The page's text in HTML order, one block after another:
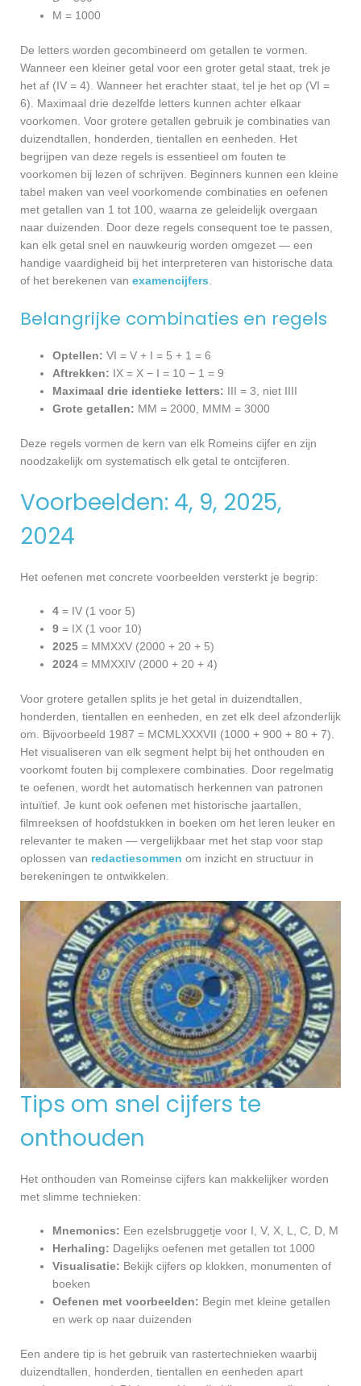
M = 1000
De letters worden gecombineerd om getallen te vormen.
Wanneer een kleiner getal voor een groter getal staat, trek je
het af (IV = 4). Wanneer het erachter staat, tel je het op (VI =
6). Maximaal drie dezelfde letters kunnen achter elkaar
voorkomen. Voor grotere getallen gebruik je combinaties van
duizendtallen, honderden, tientallen en eenheden. Het
begrijpen van deze regels is essentieel om fouten te
voorkomen bij lezen of schrijven. Beginners kunnen een kleine
tabel maken van veel voorkomende combinaties en oefenen
met getallen van 1 tot 100, waarna ze geleidelijk overgaan
naar duizenden. Door deze regels consequent toe te passen,
kan elk getal snel en nauwkeurig worden omgezet — een
handige vaardigheid bij het interpreteren van historische data
of het berekenen van examencijfers
Belangrijke combinaties en regels
Optellen: VI = V + I = 5 + 1 = 6
Aftrekken: IX = X − I = 10 − 1 = 9
Maximaal drie identieke letters: III = 3, niet IIII
Grote getallen: MM = 2000, MMM = 3000
Deze regels vormen de kern van elk Romeins cijfer en zijn
noodzakelijk om systematisch elk getal te ontcijferen.
Voorbeelden: 4, 9, 2025,
2024
Het oefenen met concrete voorbeelden versterkt je begrip:
4 = IV (1 voor 5)
9 = IX (1 voor 10)
2025 = MMXXV (2000 + 20 + 5)
2024 = MMXXIV (2000 + 20 + 4)
Voor grotere getallen splits je het getal in duizendtallen,
honderden, tientallen en eenheden, en zet elk deel afzonderlijk
om. Bijvoorbeeld 1987 = MCMLXXXVII (1000 + 900 + 80 + 7).
Het visualiseren van elk segment helpt bij het onthouden en
voorkomt fouten bij complexere combinaties. Door regelmatig
te oefenen, wordt het automatisch herkennen van patronen
intuïtief. Je kunt ook oefenen met historische jaartallen,
filmreeksen of hoofdstukken in boeken om het leren leuker en
relevanter te maken — vergelijkbaar met het stap voor stap
oplossen van redactiesommen om inzicht en structuur in
berekeningen te ontwikkelen.
Tips om snel cijfers te
onthouden
Het onthouden van Romeinse cijfers kan makkelijker worden
met slimme technieken:
Mnemonics: Een ezelsbruggetje voor I, V, X, L, C, D, M
Herhaling: Dagelijks oefenen met getallen tot 1000
Visualisatie: Bekijk cijfers op klokken, monumenten of
boeken
Oefenen met voorbeelden: Begin met kleine getallen
en werk op naar duizenden
Een andere tip is het gebruik van rastertechnieken waarbij
duizendtallen, honderden, tientallen en eenheden apart